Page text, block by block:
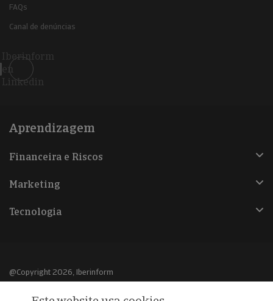
FAQs
Canal de denúncias
Iberinform
en
Linkedin
Aprendizagem
Financeira e Riscos
Marketing
Tecnologia
@Copyright 2026, Iberinform